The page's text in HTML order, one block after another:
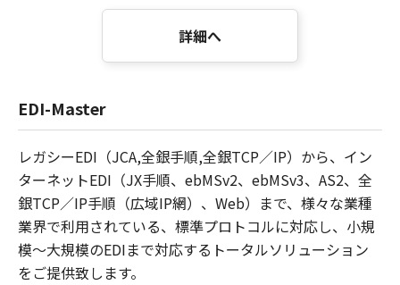
詳細へ
EDI-Master
レガシーEDI（JCA,全銀手順,全銀TCP／IP）から、イン
ターネットEDI（JX手順、ebMSv2、ebMSv3、AS2、全
銀TCP／IP手順（広域IP網）、Web）まで、様々な業種
業界で利用されている、標準プロトコルに対応し、小規
模～大規模のEDIまで対応するトータルソリューション
をご提供致します。